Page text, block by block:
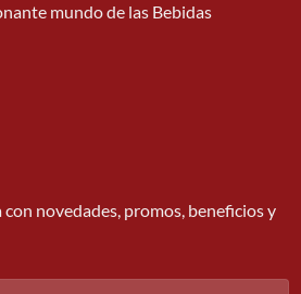
mundo de las Bebidas
novedades, promos, beneficios y